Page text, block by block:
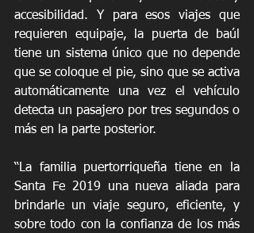
accesibilidad. Y para esos viajes que
requieren equipaje, la puerta de baúl
tiene un sistema único que no depende
que se coloque el pie, sino que se activa
automáticamente una vez el vehículo
detecta un pasajero por tres segundos o
más en la parte posterior.
“La familia puertorriqueña tiene en la
Santa Fe 2019 una nueva aliada para
brindarle un viaje seguro, eficiente, y
sobre todo con la confianza de los más